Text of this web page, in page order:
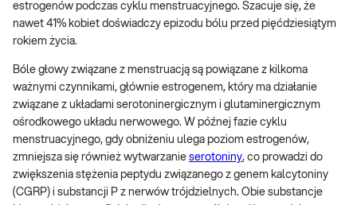
estrogenów podczas cyklu menstruacyjnego. Szacuje się, że
nawet 41% kobiet doświadczy epizodu bólu przed pięćdziesiątym
rokiem życia.
Bóle głowy związane z menstruacją są powiązane z kilkoma
ważnymi czynnikami, głównie estrogenem, który ma działanie
związane z układami serotoninergicznym i glutaminergicznym
ośrodkowego układu nerwowego. W późnej fazie cyklu
menstruacyjnego, gdy obniżeniu ulega poziom estrogenów,
zmniejsza się również wytwarzanie serotoniny, co prowadzi do
zwiększenia stężenia peptydu związanego z genem kalcytoniny
(CGRP) i substancji P z nerwów trójdzielnych. Obie substancje